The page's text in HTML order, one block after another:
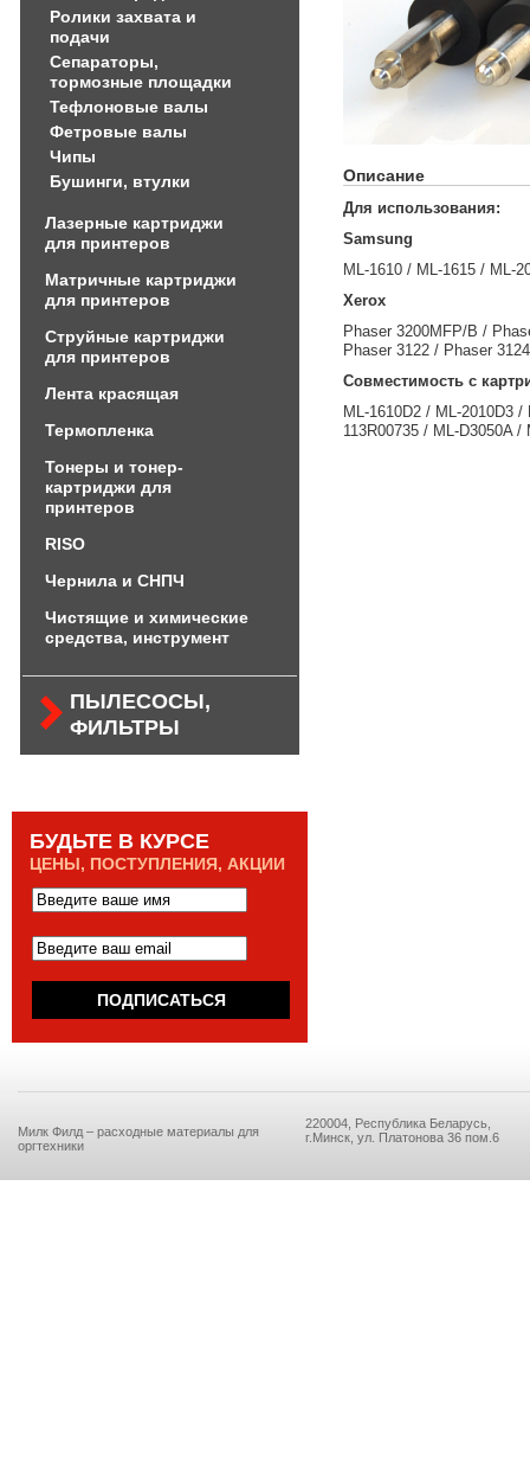
Ролики захвата и
подачи
Сепараторы,
тормозные площадки
Тефлоновые валы
Фетровые валы
Чипы
Бушинги, втулки
Лазерные картриджи
для принтеров
Матричные картриджи
для принтеров
Струйные картриджи
для принтеров
Лента красящая
Термопленка
Тонеры и тонер-
картриджи для
принтеров
RISO
Чернила и СНПЧ
Чистящие и химические
средства, инструмент
ПЫЛЕСОСЫ,
ФИЛЬТРЫ
БУДЬТЕ В КУРСЕ
ЦЕНЫ, ПОСТУПЛЕНИЯ, АКЦИИ
Описание
Для использования:
Samsung
ML-1610 / ML-1615 / ML-
Xerox
Phaser 3200MFP/B /
Phaser 3122 / Phaser
Cовместимость с
ML-1610D2 / ML-2010D3
113R00735 / ML-D3050A /
Милк Филд – расходные материалы для
оргтехники
220004, Республика Беларусь,
г.Минск, ул. Платонова 36 пом.6